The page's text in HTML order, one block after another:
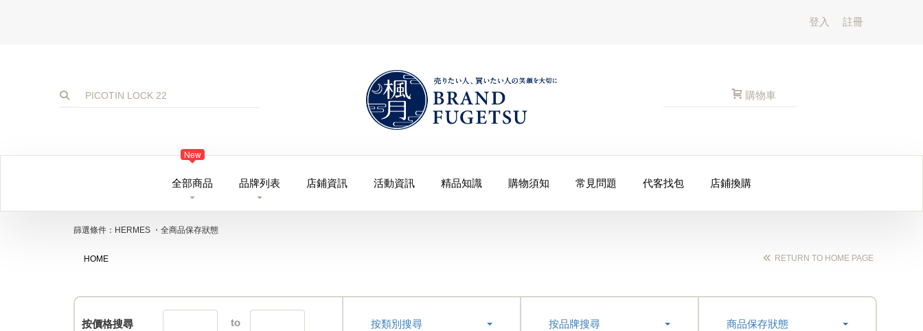
登入 註冊
購物車
全部商品
New
品牌列表 店鋪資訊 活動資訊 精品知識 購物須知 常見問題 代客找包 店鋪換購
篩選條件：HERMES ・全商品保存狀態
HOME RETURN TO HOME PAGE
按價格搜尋 to 按類別搜尋 按品牌搜尋 商品保存狀態